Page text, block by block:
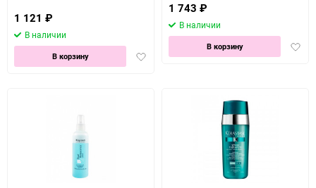
1 121 ₽
В наличии
Добавить
В корзину
1 743 ₽
В наличии
В корзину